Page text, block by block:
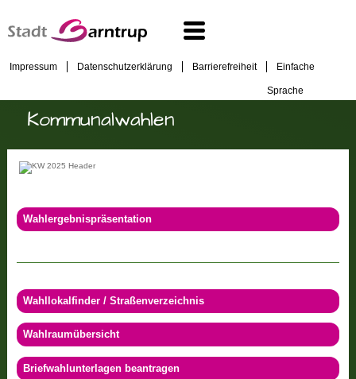
Impressum Datenschutzerklärung Barrierefreiheit Einfache
Sprache
Kommunalwahlen
Wahlergebnispräsentation
Wahllokalfinder / Straßenverzeichnis
Wahlraumübersicht
Briefwahlunterlagen beantragen